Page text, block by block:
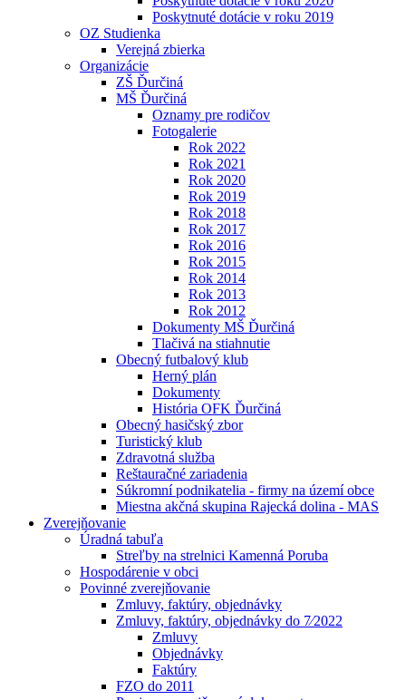
Poskytnuté dotácie v roku 2019
OZ Studienka
Verejná zbierka
Organizácie
ZŠ Ďurčiná
MŠ Ďurčiná
Oznamy pre rodičov
Fotogalerie
Rok 2022
Rok 2021
Rok 2020
Rok 2019
Rok 2018
Rok 2017
Rok 2016
Rok 2015
Rok 2014
Rok 2013
Rok 2012
Dokumenty MŠ Ďurčiná
Tlačivá na stiahnutie
Obecný futbalový klub
Herný plán
Dokumenty
História OFK Ďurčiná
Obecný hasičský zbor
Turistický klub
Zdravotná služba
Reštauračné zariadenia
Súkromní podnikatelia - firmy na území obce
Miestna akčná skupina Rajecká dolina - MAS
Zverejňovanie
Úradná tabuľa
Streľby na strelnici Kamenná Poruba
Hospodárenie v obci
Povinné zverejňovanie
Zmluvy, faktúry, objednávky
Zmluvy, faktúry, objednávky do 7⁄2022
Zmluvy
Objednávky
Faktúry
FZO do 2011